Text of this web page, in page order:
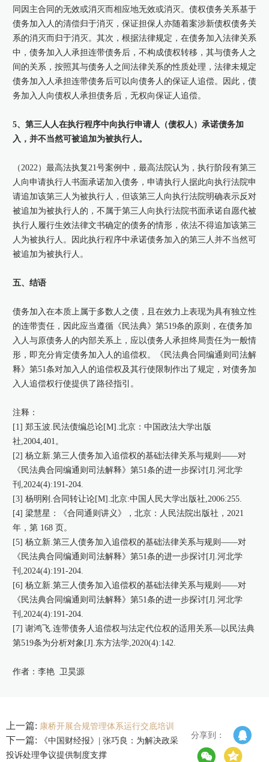
同因主合同的无效或消灭而相应地无效或消灭。债权债务关系基于
债务加入人的清偿归于消灭，保证担保人亦随着案涉新债权债务关
系的消灭而归于消灭。其次，根据法律规定，在债务加入法律关系
中，债务加入人承担连带债务后，不构成债权转移，其与债务人之
间的关系，按照其与债务人之间法律关系的性质处理，法律未规定
债务加入人承担连带债务后可以向债务人的保证人追偿。因此，债
务加入人向债权人承担债务后，无权向保证人追偿。
5、第三人人在执行程序中向执行申请人（债权人）承诺债务加
入，并不当然可被追加为被执行人。
（2022）最高法执复21号案例中，最高法院认为，执行阶段有第三
人向申请执行人书面承诺加入债务，申请执行人据此向执行法院申
请追加该第三人为被执行人，但该第三人向执行法院明确表示反对
被追加为被执行人的，不属于第三人向执行法院书面承诺自愿代被
执行人履行生效法律文书确定的债务的情形，依法不得追加该第三
人为被执行人。因此执行程序中承诺债务加入的第三人并不当然可
被追加为被执行人。
五、结语
债务加入在本质上属于多数人之债，且在效力上表现为具有独立性
的连带责任，因此应当遵循《民法典》第519条的原则，在债务加
入人与原债务人的内部关系上，应以债务人承担终局责任为一般情
形，即充分肯定债务加入人的追偿权。《民法典合同编通则司法解
释》第51条对加入人的追偿权及其行使限制作出了规定，对债务加
入人追偿权行使提供了路径指引。
注释：
[1] 郑玉波.民法债编总论[M].北京：中国政法大学出版
社,2004,401。
[2] 杨立新.第三人债务加入追偿权的基础法律关系与规则——对
《民法典合同编通则司法解释》第51条的进一步探讨[J].河北学
刊,2024(4):191-204.
[3] 杨明刚.合同转让论[M].北京:中国人民大学出版社,2006:255.
[4] 梁慧星：《合同通则讲义》，北京：人民法院出版社，2021
年，第 168 页。
[5] 杨立新.第三人债务加入追偿权的基础法律关系与规则——对
《民法典合同编通则司法解释》第51条的进一步探讨[J].河北学
刊,2024(4):191-204.
[6] 杨立新.第三人债务加入追偿权的基础法律关系与规则——对
《民法典合同编通则司法解释》第51条的进一步探讨[J].河北学
刊,2024(4):191-204.
[7] 谢鸿飞.连带债务人追偿权与法定代位权的适用关系—以民法典
第519条为分析对象[J].东方法学,2020(4):142.
作者：李艳 卫昊源
上一篇: 康桥开展合规管理体系运行交底培训
下一篇:
《中国财经报》| 张巧良：为解决政采
投诉处理争议提供制度支撑
分享到：